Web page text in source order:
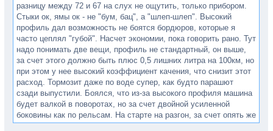
разницу между 72 и 67 на слух не ощутить, только прибором.
Стыки ок, ямы ок - не "бум, бац", а "шлеп-шлеп". Высокий
профиль дал возможность не боятся бордюров, которые я
часто цеплял "губой". Насчет экономии, пока говорить рано. Тут
надо понимать две вещи, профиль не стандартный, он выше,
за счет этого должно быть плюс 0,5 лишних литра на 100км, но
при этом у нее высокий коэффициент качения, что снизит этот
расход. Тормозит даже по воде супер, как будто парашют
сзади выпустили. Боялся, что из-за высокого профиля машина
будет валкой в поворотах, но за счет двойной усиленной
боковины как по рельсам. На старте на разгон, за счет опять же
высокого профиля, чуть упала динамика, но как раскачигаришь